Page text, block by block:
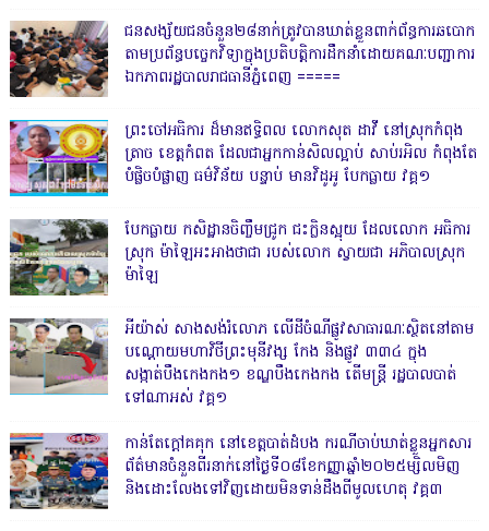
ជនសង្ស័យជនចំនួន២៨នាក់ត្រូវបានឃាត់ខ្លួនពាក់ព័ន្ធការឆបោក
តាមប្រព័ន្ធបច្ចេកវិទ្យាក្នុងប្រតិបត្តិការដឹកនាំដោយគណៈបញ្ជាការ
ឯកភាពរដ្ឋបាលរាជធានីភ្នំពេញ ‎=====
ព្រះចៅអធិការ ដ៏មានឥទ្ធិពល លោកសុត ដាវី នៅស្រុកកំពុង
ត្រាច ខេត្តកំពត ដែលជាអ្នកកាន់សិលល្អាប់ សាប់រអិល កំពុងតែ
បំផ្លិចបំផ្លាញ ធម៌វិន័យ បន្ទាប់ មានវិដូអូ បែកធ្លាយ វគ្គ១
បែកធ្លាយ កសិដ្ឋានចិញ្ចឹមជ្រូក ជះក្លិនស្អុយ ដែលលោក អធិការ
ស្រុក ម៉ាឡៃអះអាងថាជា របស់លោក ស្វាយជា អភិបាលស្រុក
ម៉ាឡៃ
អីយ៉ាស់ សាងសង់រំលោភ លើដីចំណីផ្លូវសាធារណៈស្ថិតនៅតាម
បណ្ដោយមហាវិថីព្រះមុនីវង្ស កែង និងផ្លូវ ៣៣៤ ក្នុង
សង្កាត់បឹងកេងកង១ ខណ្ឌបឹងកេងកង តើមន្ត្រី រដ្ឋបាលបាត់
ទៅណាអស់ វគ្គ១
កាន់តែក្តៅគគុក នៅខេត្តបាត់ដំបង ករណីចាប់ឃាត់ខ្លួនអ្នកសារ
ព័ត៌មានចំនួនពីរនាក់នៅថ្ងៃទី០៨ខែកញ្ញាឆ្នាំ២០២៥ម្សិលមិញ
និងដោះលែងទៅវិញដោយមិនទាន់ដឹងពីមូលហេតុ វគ្គ៣